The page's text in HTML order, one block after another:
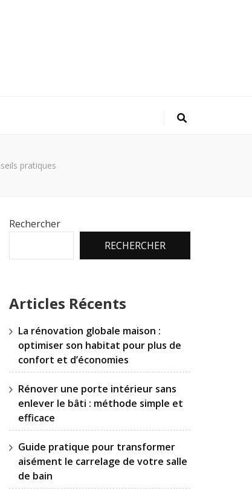
pratiques
Rechercher
RECHERCHER
Articles Récents
La rénovation globale maison :
optimiser son habitat pour plus de
confort et d’économies
Rénover une porte intérieur sans
enlever le bâti : méthode simple et
efficace
Guide pratique pour transformer
aisément le carrelage de votre salle
de bain